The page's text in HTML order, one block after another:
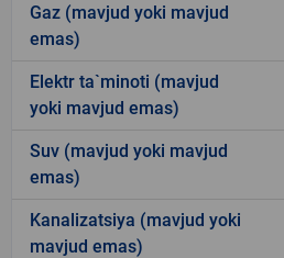
Gaz (mavjud yoki mavjud
emas)
Elektr ta`minoti (mavjud
yoki mavjud emas)
Suv (mavjud yoki mavjud
emas)
Kanalizatsiya (mavjud yoki
mavjud emas)